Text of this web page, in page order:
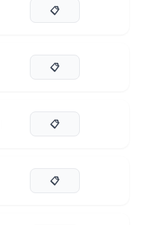
📋
📋
📋
📋